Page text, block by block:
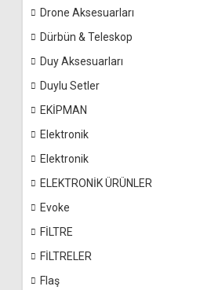
Drone Aksesuarları
Dürbün & Teleskop
Duy Aksesuarları
Duylu Setler
EKİPMAN
Elektronik
Elektronik
ELEKTRONİK ÜRÜNLER
Evoke
FİLTRE
FİLTRELER
Flaş